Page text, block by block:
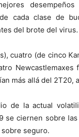
cada clase de
del brote del virus.
cuatro (de cinco
más allá del 2T20,
de la actual
se ciernen sobre
seguro.